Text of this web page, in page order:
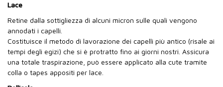
Lace
Retine dalla sottigliezza di alcuni micron sulle quali vengono
annodati i capelli.
Costituisce il metodo di lavorazione dei capelli più antico (risale ai
tempi degli egizi) che si è protratto fino ai giorni nostri. Assicura
una totale traspirazione, può essere applicato alla cute tramite
colla o tapes appositi per lace.